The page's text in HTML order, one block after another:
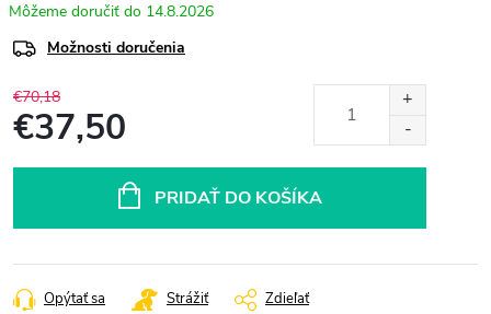
14.8.2026
Možnosti doručenia
€70,18
€37,50
PRIDAŤ DO KOŠÍKA
Opýtať sa Strážiť Zdieľať